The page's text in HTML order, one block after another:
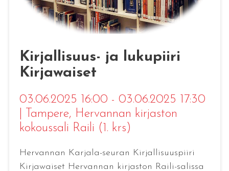
Kirjallisuus- ja lukupiiri
Kirjawaiset
03.06.2025 16:00 - 03.06.2025 17:30
Tampere, Hervannan kirjaston
kokoussali Raili (1. krs)
Hervannan Karjala-seuran Kirjallisuuspiiri
Kirjawaiset Hervannan kirjaston Raili-salissa